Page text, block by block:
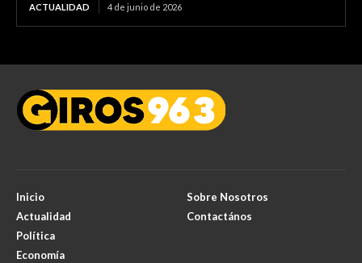
ACTUALIDAD 4 de junio de 2026
Inicio
Actualidad
Política
Economía
Sobre Nosotros
Contactános